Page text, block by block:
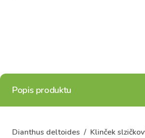
Popis produktu
Dianthus deltoides / Klinček